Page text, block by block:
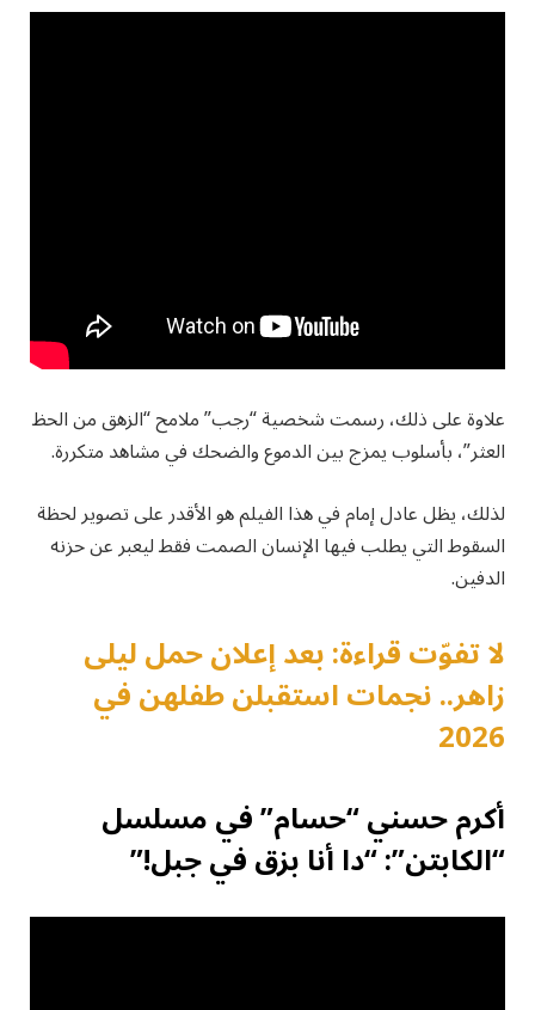
علاوة على ذلك، رسمت شخصية “رجب” ملامح “الزهق من الحظ
العثر”، بأسلوب يمزج بين الدموع والضحك في مشاهد متكررة.
لذلك، يظل عادل إمام في هذا الفيلم هو الأقدر على تصوير لحظة
السقوط التي يطلب فيها الإنسان الصمت فقط ليعبر عن حزنه
الدفين.
لا تفوّت قراءة: بعد إعلان حمل ليلى
زاهر.. نجمات استقبلن طفلهن في
2026
أكرم حسني “حسام” في مسلسل
“الكابتن”: “دا أنا بزق في جبل!”